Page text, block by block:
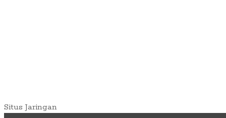
Situs Jaringan